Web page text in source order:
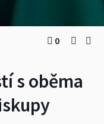
s oběma
0